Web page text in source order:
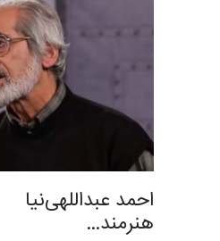
احمد عبداللهی‌نیا
هنرمند…